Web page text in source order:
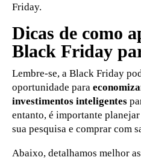
Friday.
Dicas de como
Black Friday
Lembre-se, a Black Friday
oportunidade para
investimentos inteligentes
entanto, é importante
sua pesquisa e comprar com
Abaixo, detalhamos melhor